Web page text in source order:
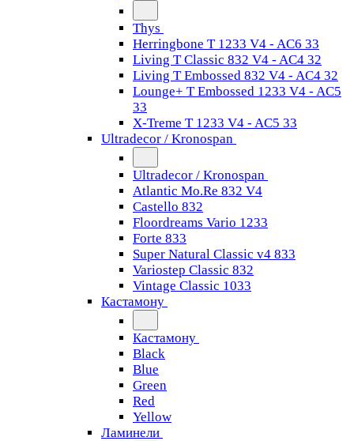
Thys
Herringbone T 1233 V4 - AC6 33
Living T Classic 832 V4 - AC4 32
Living T Embossed 832 V4 - AC4 32
Lounge+ T Embossed 1233 V4 - AC5
33
X-Treme T 1233 V4 - AC5 33
Ultradecor / Kronospan
Ultradecor / Kronospan
Atlantic Mo.Re 832 V4
Castello 832
Floordreams Vario 1233
Forte 833
Super Natural Classic v4 833
Variostep Classic 832
Vintage Classic 1033
Кастамону
Кастамону
Black
Blue
Green
Red
Yellow
Ламинели